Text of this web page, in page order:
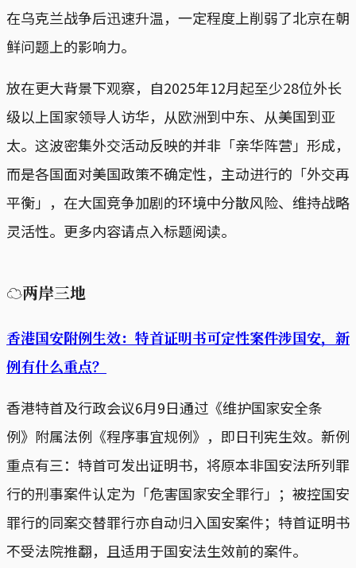
在乌克兰战争后迅速升温，一定程度上削弱了北京在朝
鲜问题上的影响力。
放在更大背景下观察，自2025年12月起至少28位外长
级以上国家领导人访华，从欧洲到中东、从美国到亚
太。这波密集外交活动反映的并非「亲华阵营」形成，
而是各国面对美国政策不确定性，主动进行的「外交再
平衡」，在大国竞争加剧的环境中分散风险、维持战略
灵活性。更多内容请点入标题阅读。
☁两岸三地
香港国安附例生效：特首证明书可定性案件涉国安，新
例有什么重点？
香港特首及行政会议6月9日通过《维护国家安全条
例》附属法例《程序事宜规例》，即日刊宪生效。新例
重点有三：特首可发出证明书，将原本非国安法所列罪
行的刑事案件认定为「危害国家安全罪行」；被控国安
罪行的同案交替罪行亦自动归入国安案件；特首证明书
不受法院推翻，且适用于国安法生效前的案件。